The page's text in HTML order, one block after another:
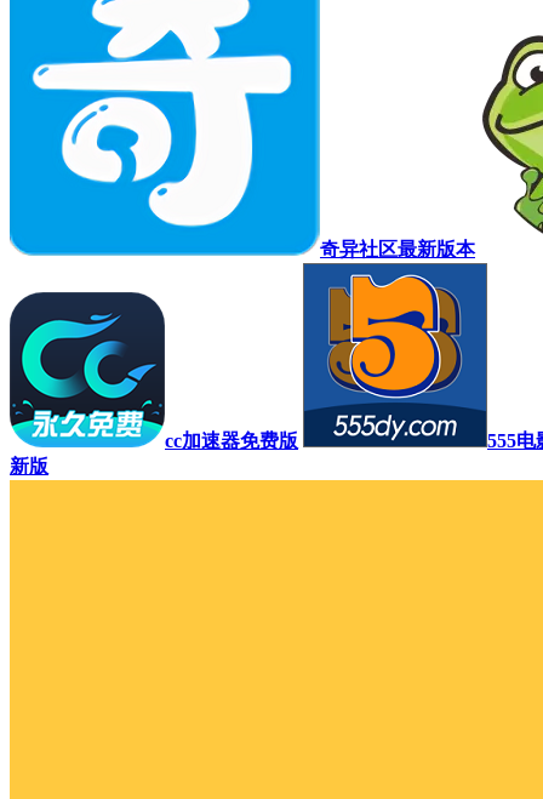
奇异社区最新版本
cc加速器免费版
555电
新版